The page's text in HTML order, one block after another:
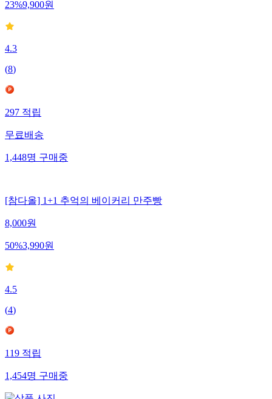
23%9,900원
4.3
(8)
297적립
무료배송
1,448명구매중
[참다올] 1+1 추억의 베이커리 만주빵
8,000원
50%3,990원
4.5
(4)
119적립
1,454명구매중